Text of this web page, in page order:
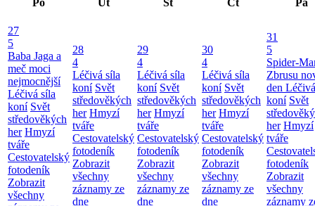
27
5
Baba Jaga a
meč moci
nejmocnější
Léčivá síla
koní Svět
středověkých
her Hmyzí
tváře
Cestovatelský
fotodeník
Zobrazit
všechny
28
4
Léčivá síla
koní Svět
středověkých
her Hmyzí
tváře
Cestovatelský
fotodeník
Zobrazit
všechny
záznamy ze
dne
29
4
Léčivá síla
koní Svět
středověkých
her Hmyzí
tváře
Cestovatelský
fotodeník
Zobrazit
všechny
záznamy ze
dne
30
4
Léčivá síla
koní Svět
středověkých
her Hmyzí
tváře
Cestovatelský
fotodeník
Zobrazit
všechny
záznamy ze
dne
31
5
Spider-
Zbrusu
den
koní Svět
her Hmyzí
tváře
fotodeník
Zobrazit
všechny
záznamy